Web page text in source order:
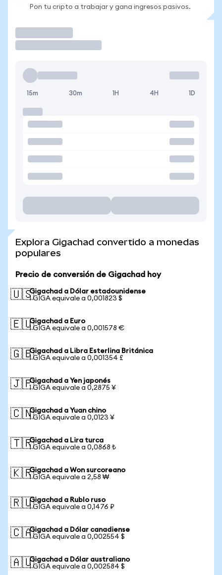
Pon tu cripto a trabajar y gana ingresos pasivos.
15m 30m 1H 4H 1D
Explora Gigachad convertido a monedas
populares
Precio de conversión de Gigachad hoy
🇺🇸Gigachad a Dólar estadounidense
1 GIGA equivale a 0,001823 $
🇪🇺Gigachad a Euro
1 GIGA equivale a 0,001578 €
🇬🇧Gigachad a Libra Esterlina Británica
1 GIGA equivale a 0,001354 £
🇯🇵Gigachad a Yen japonés
1 GIGA equivale a 0,2875 ¥
🇨🇳Gigachad a Yuan chino
1 GIGA equivale a 0,0123 ¥
🇹🇷Gigachad a Lira turca
1 GIGA equivale a 0,0868 ₺
🇰🇷Gigachad a Won surcoreano
1 GIGA equivale a 2,58 ₩
🇷🇺Gigachad a Rublo ruso
1 GIGA equivale a 0,1476 ₽
🇨🇦Gigachad a Dólar canadiense
1 GIGA equivale a 0,002554 $
🇦🇺Gigachad a Dólar australiano
1 GIGA equivale a 0,002584 $